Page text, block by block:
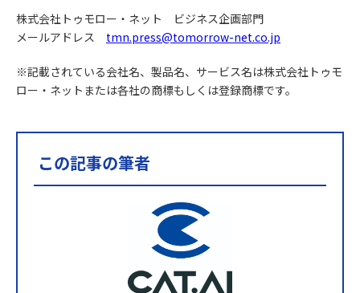
株式会社トゥモロー・ネット ビジネス企画部門
メールアドレス tmn.press@tomorrow-net.co.jp
※記載されている会社名、製品名、サービス名は株式会社トゥモ
ロー・ネットまたは各社の商標もしくは登録商標です。
この記事の筆者